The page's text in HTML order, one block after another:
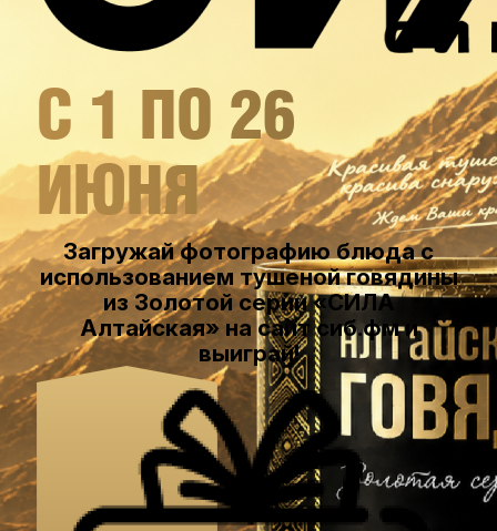
С 1 ПО 26
ИЮНЯ
Загружай фотографию блюда с
использованием тушеной говядины
из Золотой серии «СИЛА
Алтайская» на сайт сиб.фм и
выиграй!